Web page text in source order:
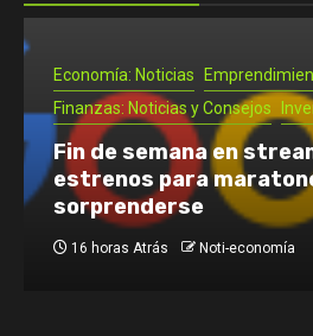
Inversiones
Noti- Economia: Cómo
pizzería en Chile:
costos
3 días Atrás Noti-economía